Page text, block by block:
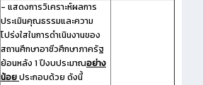
- แสดงการวิเคราะห์ผลการ
ประเมินคุณธรรมและความ
โปร่งใสในการดำเนินงานของ
สถานศึกษาอาชีวศึกษาภาครัฐ
ย้อนหลัง 1 ปีงบประมาณอย่าง
น้อยประกอบด้วย ดังนี้